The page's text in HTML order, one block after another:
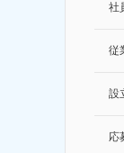
社
従
設
応